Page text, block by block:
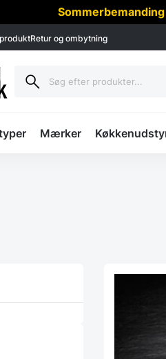
Retur og ombytning
Mærker